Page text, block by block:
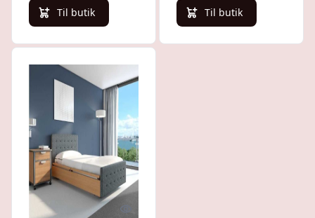
Til butik Til butik
Quick look